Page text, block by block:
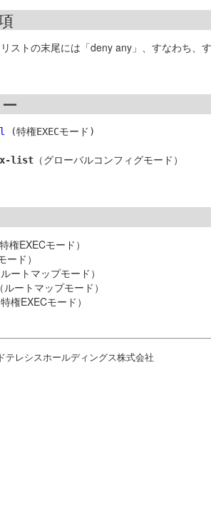
ストの末尾には「deny any」、すなわち、
(特権EXECモード)
list
特権EXECモード）
ード）
ルートマップモード）
（ルートマップモード）
特権EXECモード）
テレシスホールディングス株式会社